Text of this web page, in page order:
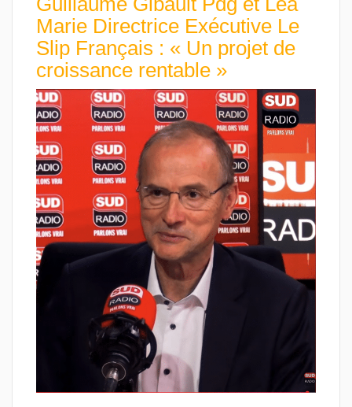
Marie Directrice Exécutive Le
Slip Français : « Un projet de
croissance rentable »